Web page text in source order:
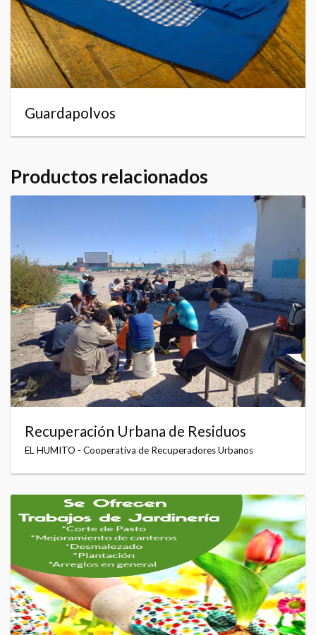
Guardapolvos
Productos relacionados
Recuperación Urbana de Residuos
EL HUMITO - Cooperativa de Recuperadores Urbanos